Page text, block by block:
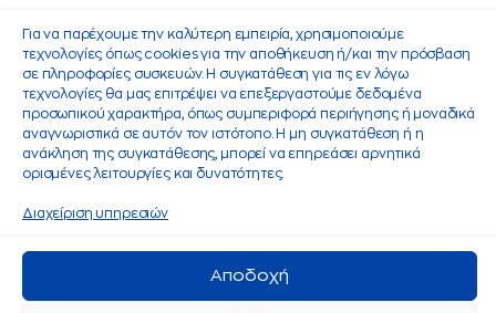
Για να παρέχουμε την καλύτερη εμπειρία, χρησιμοποιούμε
τεχνολογίες όπως cookies για την αποθήκευση ή/και την πρόσβαση
σε πληροφορίες συσκευών. Η συγκατάθεση για τις εν λόγω
τεχνολογίες θα μας επιτρέψει να επεξεργαστούμε δεδομένα
προσωπικού χαρακτήρα, όπως συμπεριφορά περιήγησης ή μοναδικά
αναγνωριστικά σε αυτόν τον ιστότοπο. Η μη συγκατάθεση ή η
ανάκληση της συγκατάθεσης, μπορεί να επηρεάσει αρνητικά
ορισμένες λειτουργίες και δυνατότητες.
Διαχείριση υπηρεσιών
Αποδοχή